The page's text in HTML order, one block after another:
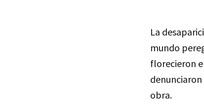
La
mundo
florecieron
obra.